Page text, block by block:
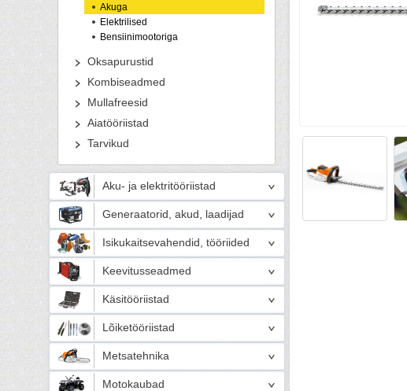
Akuga
Elektrilised
Bensiinimootoriga
Oksapurustid
Kombiseadmed
Mullafreesid
Aiatööriistad
Tarvikud
Aku- ja elektritööriistad
Generaatorid, akud, laadijad
Isikukaitsevahendid, tööriided
Keevitusseadmed
Käsitööriistad
Lõiketööriistad
Metsatehnika
Motokaubad